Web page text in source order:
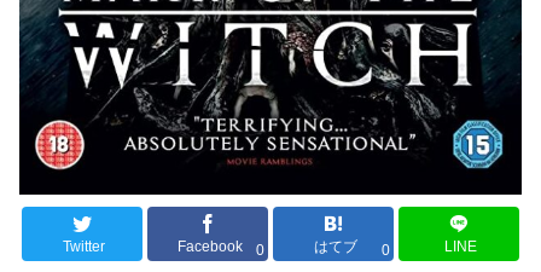
Twitter Facebook 0 はてブ 0 LINE